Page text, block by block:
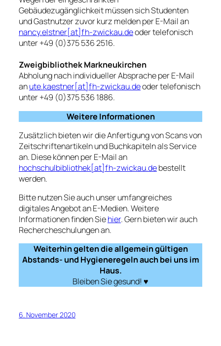
Gebäudezugänglichkeit müssen sich Studenten
und Gastnutzer zuvor kurz melden per E-Mail an
nancy.elstner[at]fh-zwickau.deoder telefonisch
unter +49 (0)375 536 2516.
Zweigbibliothek Markneukirchen
Abholung nach individueller Absprache per E-Mail
anute.kaestner[at]fh-zwickau.deoder telefonisch
unter +49 (0)375 536 1886.
Weitere Informationen
Zusätzlich bieten wir die Anfertigung von Scans von
Zeitschriftenartikeln und Buchkapiteln als Service
an. Diese können per E-Mail an
hochschulbibliothek[at]fh-zwickau.debestellt
werden.
Bitte nutzen Sie auch unser umfangreiches
digitales Angebot an E-Medien. Weitere
Informationen finden Siehier. Gern bieten wir auch
Rechercheschulungen an.
Weiterhin gelten die allgemein gültigen
Abstands- und Hygieneregeln auch bei uns im
Haus.
Bleiben Sie gesund! ♥
6. November 2020